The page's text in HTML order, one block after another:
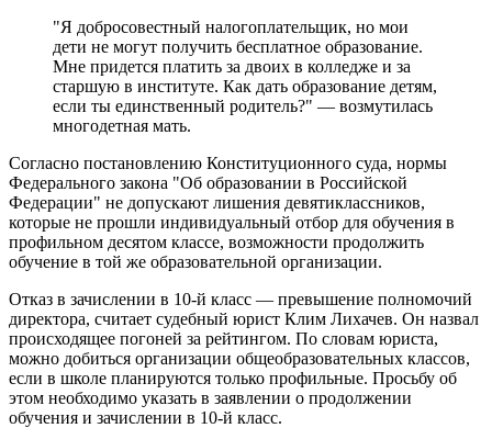
"Я добросовестный налогоплательщик, но мои
дети не могут получить бесплатное образование.
Мне придется платить за двоих в колледже и за
старшую в институте. Как дать образование детям,
если ты единственный родитель?" — возмутилась
многодетная мать.
Согласно постановлению Конституционного суда, нормы
Федерального закона "Об образовании в Российской
Федерации" не допускают лишения девятиклассников,
которые не прошли индивидуальный отбор для обучения в
профильном десятом классе, возможности продолжить
обучение в той же образовательной организации.
Отказ в зачислении в 10-й класс — превышение полномочий
директора, считает судебный юрист Клим Лихачев. Он назвал
происходящее погоней за рейтингом. По словам юриста,
можно добиться организации общеобразовательных классов,
если в школе планируются только профильные. Просьбу об
этом необходимо указать в заявлении о продолжении
обучения и зачислении в 10-й класс.